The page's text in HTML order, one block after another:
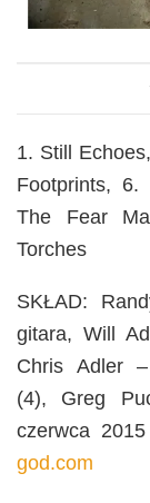
1. Still
Footprints, 6.
The Fear
Torches
SKŁAD:
gitara, Will
Chris Adler
(4),
Greg
czerwca
god.com